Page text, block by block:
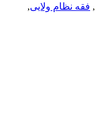
, فقه نظام ولایی,